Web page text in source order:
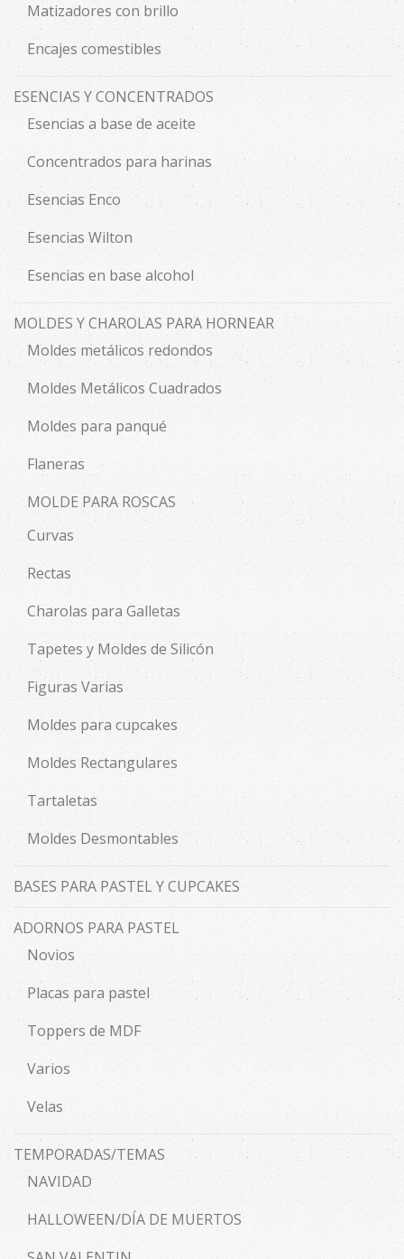
Matizadores con brillo
Encajes comestibles
ESENCIAS Y CONCENTRADOS
Esencias a base de aceite
Concentrados para harinas
Esencias Enco
Esencias Wilton
Esencias en base alcohol
MOLDES Y CHAROLAS PARA HORNEAR
Moldes metálicos redondos
Moldes Metálicos Cuadrados
Moldes para panqué
Flaneras
MOLDE PARA ROSCAS
Curvas
Rectas
Charolas para Galletas
Tapetes y Moldes de Silicón
Figuras Varias
Moldes para cupcakes
Moldes Rectangulares
Tartaletas
Moldes Desmontables
BASES PARA PASTEL Y CUPCAKES
ADORNOS PARA PASTEL
Novios
Placas para pastel
Toppers de MDF
Varios
Velas
TEMPORADAS/TEMAS
NAVIDAD
HALLOWEEN/DÍA DE MUERTOS